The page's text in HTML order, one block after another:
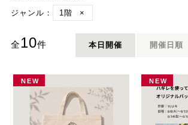
ジャンル：
1階 ×
全10件 本日開催 開催日順
NEW NEW